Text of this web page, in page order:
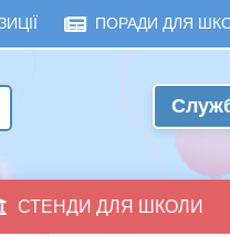
ПОРАДИ ДЛЯ
СТЕНДИ ДЛЯ ШКОЛИ